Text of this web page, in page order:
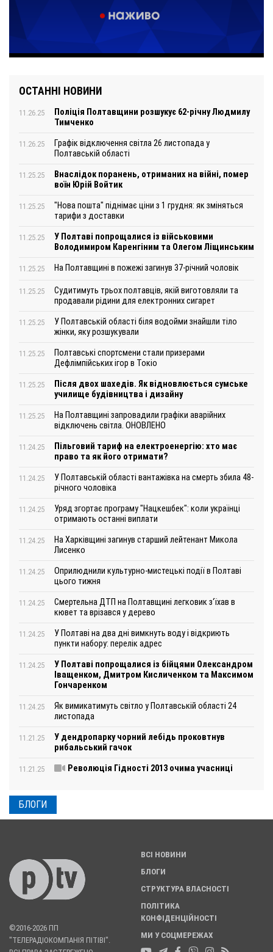
ОСТАННІ НОВИНИ
11.26.25
Поліція Полтавщини розшукує 62-річну Людмилу
Тимченко
11.26.25
Графік відключення світла 26 листопада у
Полтавській області
11.25.25
Внаслідок поранень, отриманих на війні, помер
воїн Юрій Войтик
11.25.25
"Нова пошта" піднімає ціни з 1 грудня: як зміняться
тарифи з доставки
11.25.25
У Полтаві попрощалися із військовими
Володимиром Каренгіним та Олегом Ліщинським
11.25.25 На Полтавщині в пожежі загинув 37-річний чоловік
11.25.25
Судитимуть трьох полтавців, якій виготовляли та
продавали рідини для електронних сигарет
11.25.25
У Полтавській області біля водойми знайшли тіло
жінки, яку розшукували
11.25.25
Полтавські спортсмени стали призерами
Дефлімпійських ігор в Токіо
11.25.25
Після двох шахедів. Як відновлюється сумське
училище будівництва і дизайну
11.25.25
На Полтавщині запровадили графіки аварійних
відключень світла. ОНОВЛЕНО
11.24.25
Пільговий тариф на електроенергію: хто має
право та як його отримати?
11.24.25
У Полтавській області вантажівка на смерть збила 48-
річного чоловіка
11.24.25
Уряд згортає програму "Нацкешбек": коли українці
отримають останні виплати
11.24.25
На Харківщині загинув старший лейтенант Микола
Лисенко
11.24.25
Оприлюднили культурно-мистецькі події в Полтаві
цього тижня
11.24.25
Смертельна ДТП на Полтавщині легковик з‘їхав в
кювет та врізався у дерево
11.24.25
У Полтаві на два дні вимкнуть воду і відкриють
пункти набору: перелік адрес
11.24.25
У Полтаві попрощалися із бійцями Олександром
Іващенком, Дмитром Кисличенком та Максимом
Гончаренком
11.24.25
Як вимикатимуть світло у Полтавській області 24
листопада
11.21.25
У дендропарку чорний лебідь проковтнув
рибальський гачок
11.21.25 Революція Гідності 2013 очима учасниці
БЛОГИ
©2016-2026 ПП
"ТЕЛЕРАДІОКОМПАНІЯ ПІТІВІ".
ВСІ НОВИНИ
БЛОГИ
СТРУКТУРА ВЛАСНОСТІ
ПОЛІТИКА
КОНФІДЕНЦІЙНОСТІ
МИ У СОЦМЕРЕЖАХ